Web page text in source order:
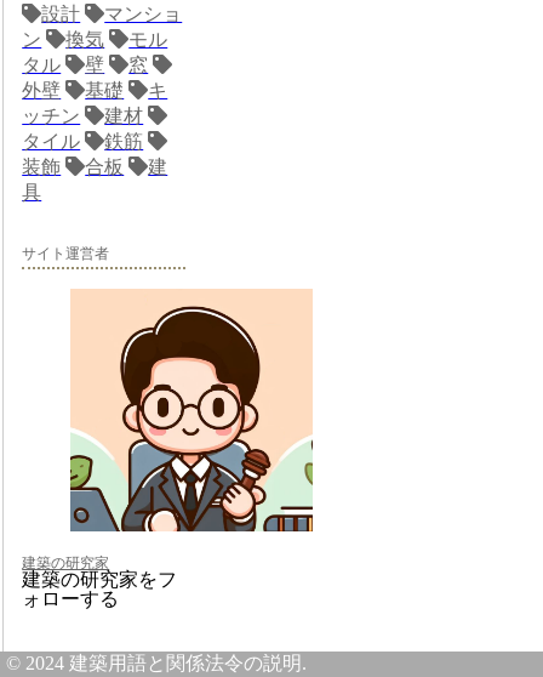
設計
マンショ
ン
換気
モル
タル
壁
窓
外壁
基礎
キ
ッチン
建材
タイル
鉄筋
装飾
合板
建
具
サイト運営者
建築の研究家
建築の研究家をフ
ォローする
© 2024 建築用語と関係法令の説明.